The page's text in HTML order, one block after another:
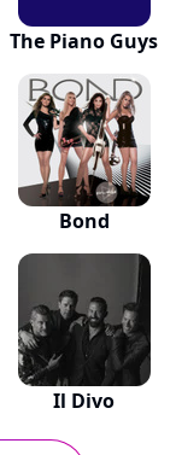
The Piano Guys
Bond
Il Divo